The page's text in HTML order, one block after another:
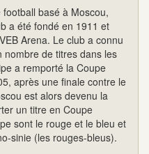
basé à Moscou,
a été fondé en 1911 et
Arena. Le club a connu
nombre de titres dans les
a remporté la Coupe
après une finale contre le
est alors devenu la
un titre en Coupe
sont le rouge et le bleu et
sinie (les rouges-bleus).